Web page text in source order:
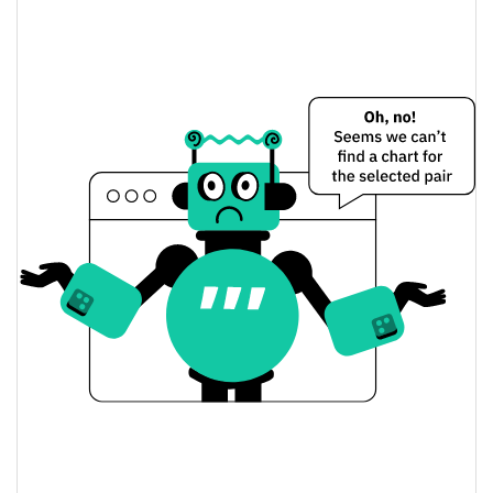
$0,000052212441 /
$0,000052244531
Dünkü Değişim 3.60%
Bitcoin Fiyat Geçmişi
7g Düşük/7g Yüksek
$0,000045048387 /